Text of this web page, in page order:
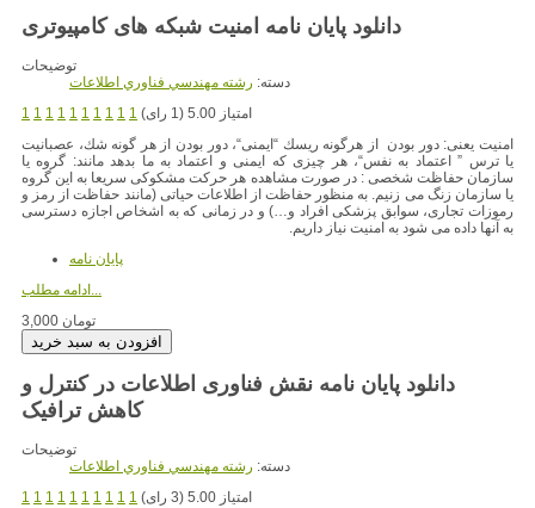
دانلود پایان نامه امنیت شبکه های کامپیوتری
توضیحات
دسته: رشته مهندسي فناوري اطلاعات
1 1 1 1 1 1 1 1 1 1
امتیاز 5.00 (1 رای)
امنیت یعنی: دور بودن از هرگونه ریسك “ایمنی“، دور بودن از هر گونه شك، عصبانیت
یا ترس ” اعتماد به نفس“، هر چیزی كه ایمنی و اعتماد به ما بدهد مانند: گروه یا
سازمان حفاظت شخصی : در صورت مشاهده هر حركت مشكوكی سریعا به این گروه
یا سازمان زنگ می زنیم. به منظور حفاظت از اطلاعات حیاتی (مانند حفاظت از رمز و
رموزات تجاری، سوابق پزشكی افراد و…) و در زمانی كه به اشخاص اجازه دسترسی
به آنها داده می شود به امنیت نیاز داریم.
پایان نامه
3,000 تومان
دانلود پایان نامه نقش فناوری اطلاعات در کنترل و
توضیحات
دسته: رشته مهندسي فناوري اطلاعات
1 1 1 1 1 1 1 1 1 1
امتیاز 5.00 (3 رای)